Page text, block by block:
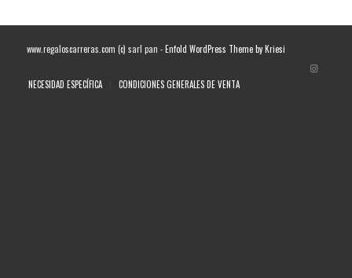
www.regaloscarreras.com (c) sarl pan -Enfold WordPress Theme by Kriesi
NECESIDAD ESPECÍFICA CONDICIONES GENERALES DE VENTA